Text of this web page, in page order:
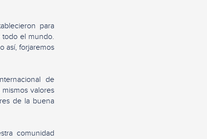
para
todo el mundo.
así, forjaremos
de
valores
de la buena
comunidad